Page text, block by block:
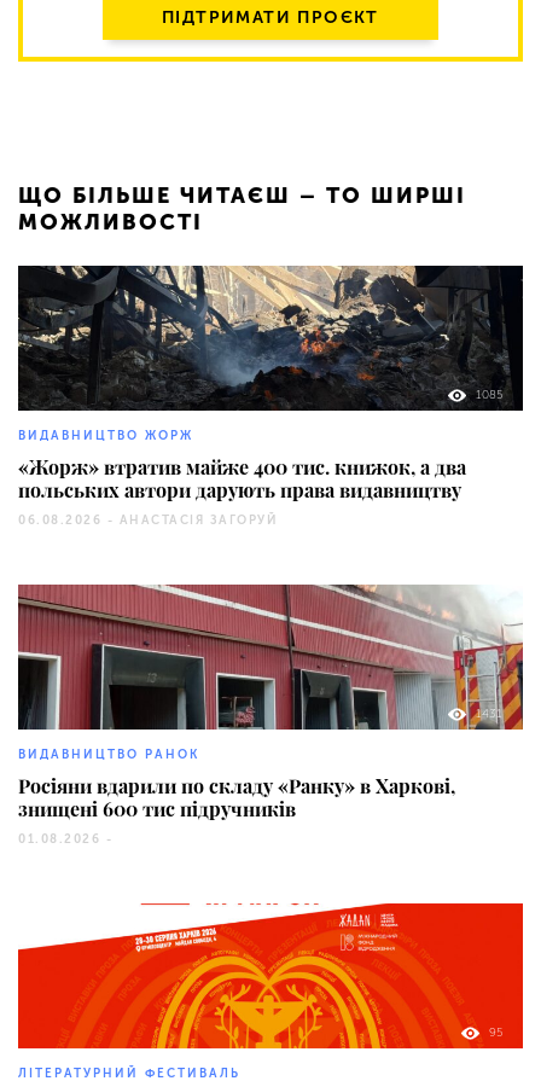
ПІДТРИМАТИ ПРОЄКТ
ЩО БІЛЬШЕ ЧИТАЄШ – ТО ШИРШІ
МОЖЛИВОСТІ
1085
ВИДАВНИЦТВО ЖОРЖ
«Жорж» втратив майже 400 тис. книжок, а два
польських автори дарують права видавництву
06.08.2026 - АНАСТАСІЯ ЗАГОРУЙ
1431
ВИДАВНИЦТВО РАНОК
Росіяни вдарили по складу «Ранку» в Харкові,
знищені 600 тис підручників
01.08.2026 -
95
ЛІТЕРАТУРНИЙ ФЕСТИВАЛЬ